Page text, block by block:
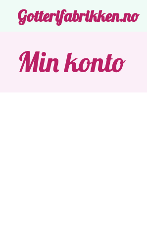
Gotterifabrikken.no
Min konto